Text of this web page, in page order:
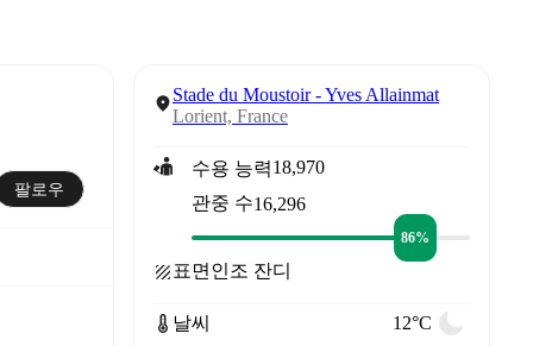
팔로우
Stade du Moustoir - Yves Allainmat
Lorient, France
수용 능력18,970
관중 수16,296
86%
표면 인조 잔디
날씨 12°C